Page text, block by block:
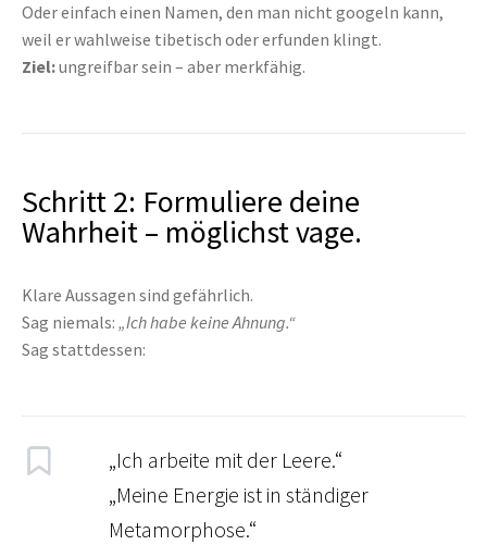
Oder einfach einen Namen, den man nicht googeln kann,
weil er wahlweise tibetisch oder erfunden klingt.
Ziel:ungreifbar sein – aber merkfähig.
Schritt 2: Formuliere deine
Wahrheit – möglichst vage.
Klare Aussagen sind gefährlich.
Sag niemals: „Ich habe keine Ahnung.“
Sag stattdessen:
„Ich arbeite mit der Leere.“
„Meine Energie ist in ständiger
Metamorphose.“